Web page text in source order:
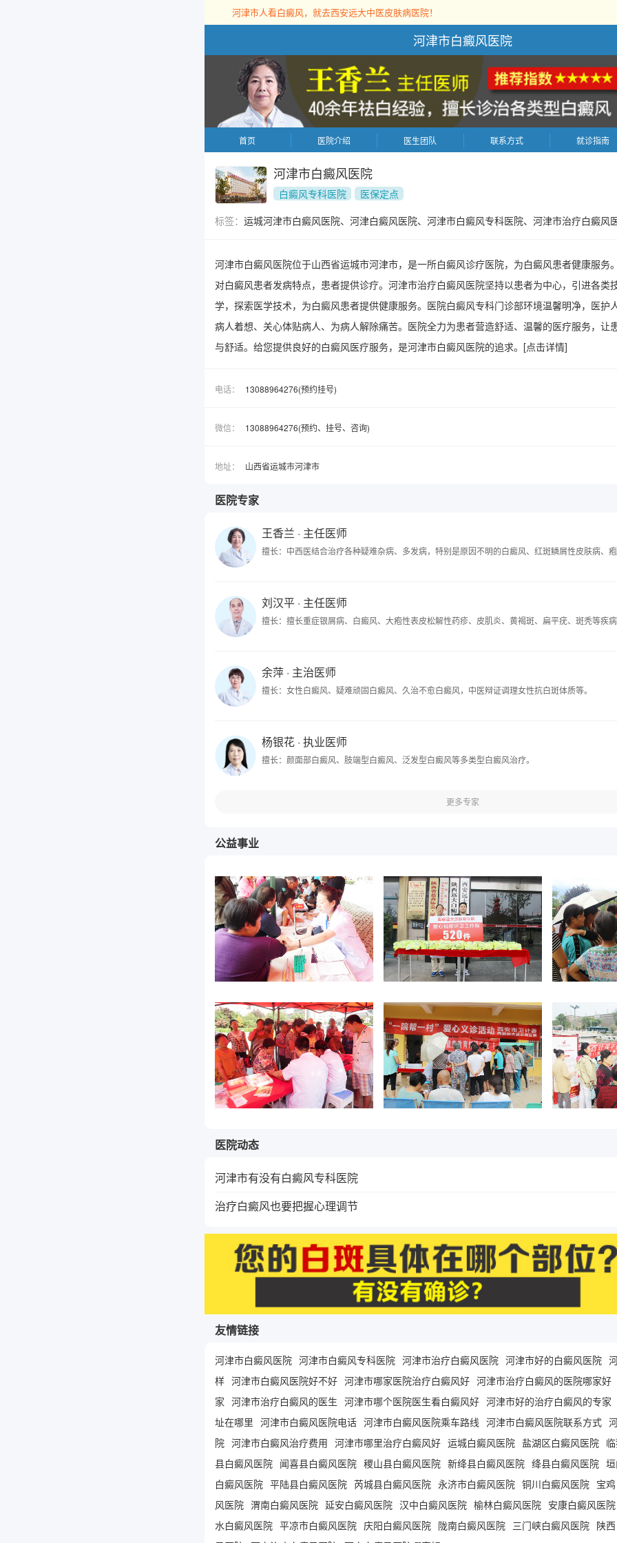
河津市人看白癜风，就去西安远大中医皮肤病医院！
河津市白癜风医院
首页 医院介绍 医生团队 联系方式 就诊指南
河津市白癜风医院
白癜风专科医院
医保定点
标签： 运城河津市白癜风医院、河津白癜风医院、河津市白癜风专科医院、河津市治疗白癜风
河津市白癜风医院位于山西省运城市河津市，是一所白癜风诊疗医院，为白癜风患者健康服务
对白癜风患者发病特点，患者提供诊疗。河津市治疗白癜风医院坚持以患者为中心，引进各类
学，探索医学技术，为白癜风患者提供健康服务。医院白癜风专科门诊部环境温馨明净，医护
病人着想、关心体贴病人、为病人解除痛苦。医院全力为患者营造舒适、温馨的医疗服务，让
与舒适。给您提供良好的白癜风医疗服务，是河津市白癜风医院的追求。 [点击详情]
电话： 13088964276(预约挂号)
微信： 13088964276(预约、挂号、咨询)
地址： 山西省运城市河津市
医院专家
王香兰 · 主任医师
擅长：中西医结合治疗各种疑难杂病、多发病，特别是原因不明的白癜风、红斑鳞屑性皮肤病、
刘汉平· 主任医师
擅长：擅长重症银屑病、白癜风、大疱性表皮松解性药疹、皮肌炎、黄褐斑、扁平疣、斑秃等疾
余萍· 主治医师
擅长：女性白癜风、疑难顽固白癜风、久治不愈白癜风，中医辩证调理女性抗白斑体质等。
杨银花· 执业医师
擅长：颜面部白癜风、肢端型白癜风、泛发型白癜风等多类型白癜风治疗。
更多专家
公益事业
医院动态
河津市有没有白癜风专科医院
治疗白癜风也要把握心理调节
友情链接
河津市白癜风医院 河津市白癜风专科医院 河津市治疗白癜风医院 河津市好的白癜风医院
样 河津市白癜风医院好不好 河津市哪家医院治疗白癜风好 河津市治疗白癜风的医院哪家好
家 河津市治疗白癜风的医生 河津市哪个医院医生看白癜风好 河津市好的治疗白癜风的专家
址在哪里 河津市白癜风医院电话 河津市白癜风医院乘车路线 河津市白癜风医院联系方式
院 河津市白癜风治疗费用 河津市哪里治疗白癜风好 运城白癜风医院 盐湖区白癜风医院
县白癜风医院 闻喜县白癜风医院 稷山县白癜风医院 新绛县白癜风医院 绛县白癜风医院
白癜风医院 平陆县白癜风医院 芮城县白癜风医院 永济市白癜风医院 铜川白癜风医院 宝
风医院 渭南白癜风医院 延安白癜风医院 汉中白癜风医院 榆林白癜风医院 安康白癜风医院
水白癜风医院 平凉市白癜风医院 庆阳白癜风医院 陇南白癜风医院 三门峡白癜风医院 陕